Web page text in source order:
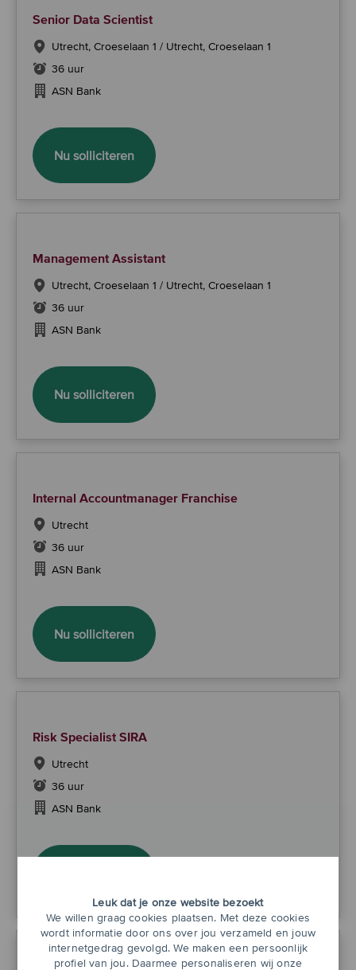
Leuk dat je onze website bezoekt
We willen graag cookies plaatsen. Met deze cookies
wordt informatie door ons over jou verzameld en jouw
internetgedrag gevolgd. We maken een persoonlijk
profiel van jou. Daarmee personaliseren wij onze
Senior Data Scientist
Utrecht, Croeselaan 1 / Utrecht, Croeselaan 1
36 uur
ASN Bank
Nu solliciterenSenior Data Scientist
Management Assistant
Utrecht, Croeselaan 1 / Utrecht, Croeselaan 1
36 uur
ASN Bank
Nu solliciterenManagement Assistant
Internal Accountmanager Franchise
Utrecht
36 uur
ASN Bank
Nu solliciterenInternal Accountmanager Franchise
Risk Specialist SIRA
Utrecht
36 uur
ASN Bank